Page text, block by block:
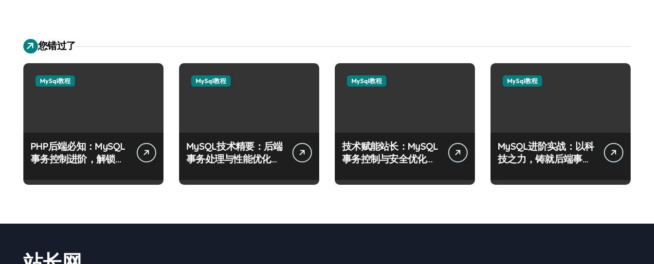
您错过了
MySql教程
PHP后端必知：MySQL
事务控制进阶，解锁站
MySql教程
MySQL技术精要：后端
事务处理与性能优化实
MySql教程
技术赋能站长：MySQL
事务控制与安全优化实
MySql教程
MySQL进阶实战：以科
技之力，铸就后端事务